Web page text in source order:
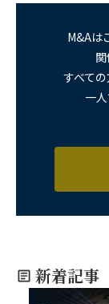
M&Aは
すべて
一
新着記事